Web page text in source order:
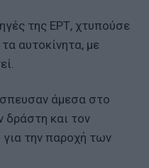
της ΕΡΤ, χτυπούσε
αυτοκίνητα, με
άμεσα στο
δράστη και τον
την παροχή των